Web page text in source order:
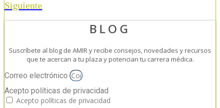
Siguiente
BLOG
Suscríbete al blog de AMIR y recibe consejos, novedades y recursos
que te acercan a tu plaza y potencian tu carrera médica.
Correo electrónico
Acepto políticas de privacidad
Acepto políticas de privacidad